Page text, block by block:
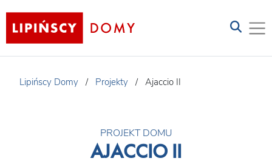
Lipińscy Domy / Projekty / Ajaccio II
PROJEKT DOMU
AJACCIO II